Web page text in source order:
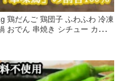
鶏だんご 鶏団子 ふわふわ 冷凍
おでん 串焼き シチュー カレー
団子 だんご 鳥団子 鶏つくね
ン